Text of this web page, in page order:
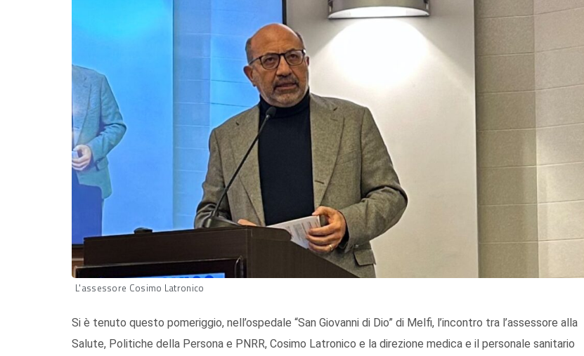
L'assessore Cosimo Latronico
Si è tenuto questo pomeriggio, nell’ospedale “San Giovanni di Dio” di Melfi, l’incontro tra l’assessore alla
Salute, Politiche della Persona e PNRR, Cosimo Latronico e la direzione medica e il personale sanitario